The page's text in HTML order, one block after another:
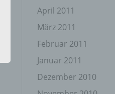
April 2011
März 2011
Februar 2011
Januar 2011
Dezember 2010